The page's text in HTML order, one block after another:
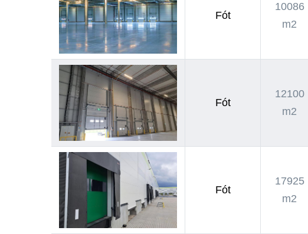
Fót
10086
m2
Fót
12100
m2
Fót
17925
m2